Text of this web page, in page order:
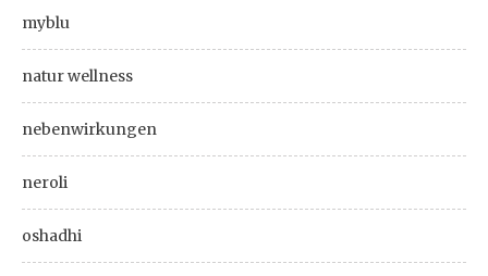
myblu
natur wellness
nebenwirkungen
neroli
oshadhi